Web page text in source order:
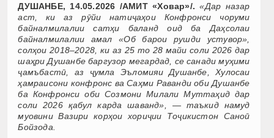
ДУШАНБЕ, 14.05.2026 /АМИТ «Ховар»/. «Дар назар
аст, ки аз рӯйи натиҷаҳои Конфронси чоруми
байналмилалии сатҳи баланд оид ба Даҳсолаи
байналмилалии амал «Об барои рушди устувор»,
солҳои 2018–2028, ки аз 25 то 28 майи соли 2026 дар
шаҳри Душанбе баргузор мегардад, се санади муҳими
ҷамъбастӣ, аз ҷумла Эъломияи Душанбе, Хулосаи
ҳамраисони конфронс ва Саҳми Раванди оби Душанбе
ба Конфронси оби Созмони Милали Муттаҳид дар
соли 2026 қабул карда шаванд», — таъкид намуд
муовини Вазири корҳои хориҷии Тоҷикистон Саноӣ
Бойзода.